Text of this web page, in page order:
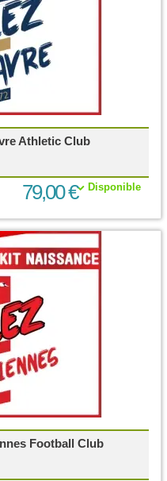
Athletic Club
Disponible
79,00 €
Football Club